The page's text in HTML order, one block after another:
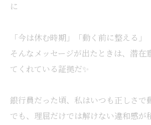
に
「今は休む時期」「動く前に整える」
そんなメッセージが出たときは、潜在
てくれている証拠だ✨
銀行員だった頃、私はいつも正しさで
でも、理屈だけでは解けない違和感が